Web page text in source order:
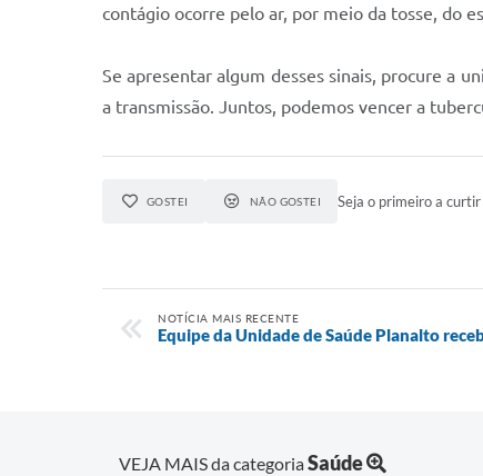
contágio ocorre pelo ar, por meio da tosse, do
Se apresentar algum desses sinais, procure a
a transmissão. Juntos, podemos vencer a
GOSTEI NÃO GOSTEI Seja o primeiro a
NOTÍCIA MAIS RECENTE
Equipe da Unidade de Saúde Planalto
VEJA MAIS da categoriaSaúde